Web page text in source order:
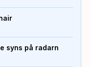
syns på radarn